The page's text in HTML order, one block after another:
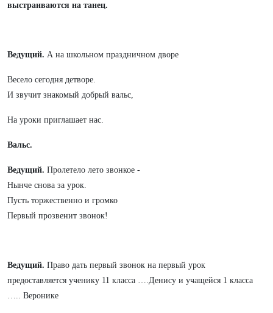
выстраиваются на танец.
Ведущий. А на школьном праздничном дворе
Весело сегодня детворе.
И звучит знакомый добрый вальс,
На уроки приглашает нас.
Вальс.
Ведущий. Пролетело лето звонкое -
Нынче снова за урок.
Пусть торжественно и громко
Первый прозвенит звонок!
Ведущий. Право дать первый звонок на первый урок
предоставляется ученику 11 класса ….Денису и учащейся 1 класса
….. Веронике